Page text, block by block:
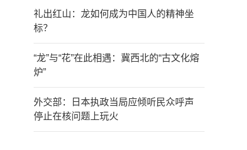
礼出红山：龙如何成为中国人的精神坐
标？
“龙”与“花”在此相遇：冀西北的“古文化熔
炉”
外交部：日本执政当局应倾听民众呼声
停止在核问题上玩火